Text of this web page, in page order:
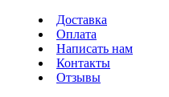
Доставка
Оплата
Написать нам
Контакты
Отзывы